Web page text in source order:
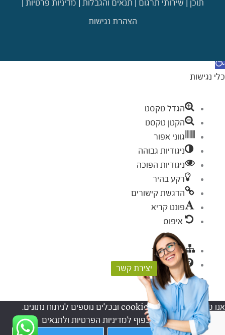
תוכן
שירותי תרגום תנאים והגבלות מדיניות פרטיות
הצהרת נגישות
יצירת קשר
פתח סרגל נגישות
כלי נגישות
הגדל טקסט
הקטן טקסט
גווני אפור
ניגודיות גבוהה
ניגודיות הפוכה
רקע בהיר
הדגשת קישורים
פונט קריא
איפוס
מפת אתר
עזרה
פידבק
אנו משתמשים בקבצי cookies ובכלים נוספים לניתוח נתונים.
המשך השימוש באתר, כפוף למדיניות הפרטיות ולתנאים